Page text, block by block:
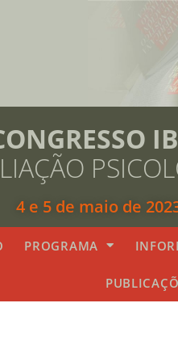
4 e 5 de maio de
PROGRAMA